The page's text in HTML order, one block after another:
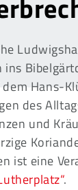
ins
Hans-
des
und
ist eine
.